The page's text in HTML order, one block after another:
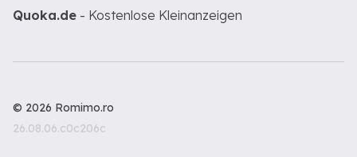
Quoka.de - Kostenlose Kleinanzeigen
© 2026 Romimo.ro
26.08.06.c0c206c